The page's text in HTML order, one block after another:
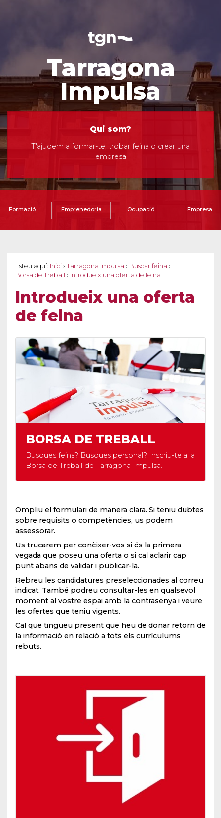
Tarragona
Impulsa
Qui som?
T'ajudem a formar-te, trobar feina o crear una
empresa
Formació Emprenedoria Ocupació Empresa
Esteu aquí: Inici › Tarragona Impulsa › Buscar feina ›
Borsa de Treball
› Introdueix una oferta de feina
Introdueix una oferta
de feina
BORSA DE TREBALL
Busques feina? Busques personal? Inscriu-te a la
Borsa de Treball de Tarragona Impulsa.
Ompliu el formulari de manera clara. Si teniu dubtes
sobre requisits o competències, us podem
assessorar.
Us trucarem per conèixer-vos si és la primera
vegada que poseu una oferta o si cal aclarir cap
punt abans de validar i publicar-la.
Rebreu les candidatures preseleccionades al correu
indicat. També podreu consultar-les en qualsevol
moment al vostre espai amb la contrasenya i veure
les ofertes que teniu vigents.
Cal que tingueu present que heu de donar retorn de
la informació en relació a tots els currículums
rebuts.